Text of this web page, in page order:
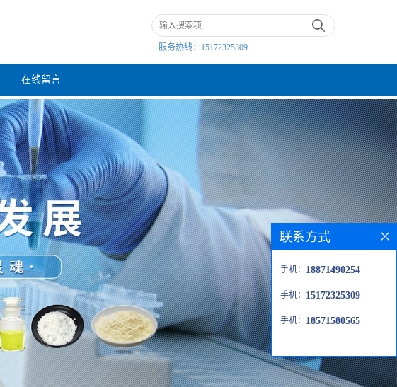
服务热线： 15172325309
在线留言
联系方式
手机： 18871490254
手机： 15172325309
手机： 18571580565